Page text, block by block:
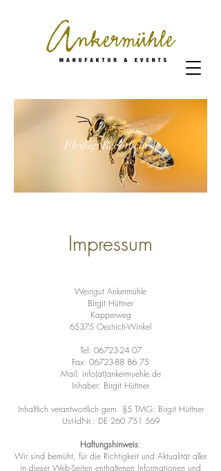
Fleißig: Rechtliches
Impressum
Weingut Ankermühle
Birgit Hüttner
Kapperweg
65375 Oestrich-Winkel
Tel: 06723-24 07
Fax: 06723-88 86 75
Mail: info(at)ankermuehle.de
Inhaber: Birgit Hüttner
Inhaltlich verantwortlich gem. §5 TMG: Birgit Hüttner
Ust-IdNr.: DE 260 751 569
Haftungshinweis:
Wir sind bemüht, für die Richtigkeit und Aktualität aller
in dieser Web-Seiten enthaltenen Informationen und